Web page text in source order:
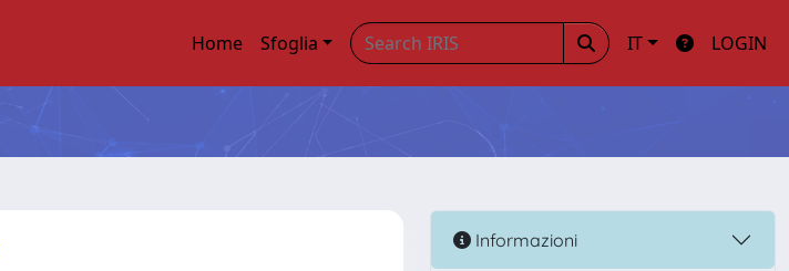
Home Sfoglia IT LOGIN
Informazioni